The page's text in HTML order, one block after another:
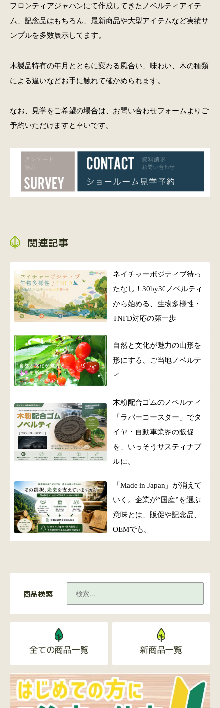
フロンティアジャパンにて作成してきたノベルティアイテ
ム、記念品はもちろん、最新商品や大型アイテムなど実績サ
ンプルを多数展示してます。
木製品特有の年月とともに変わる風合い、味わい、木の種類
による違いなどお手に触れて確かめられます。
なお、見学をご希望の場合は、 お問い合わせフォーム よりご
予約いただけますと幸いです。
関連記事
ネイチャーポジティブ待っ
たなし！30by30ノベルティ
から始める、生物多様性・
TNFD対応の第一歩
自然と文化が魅力の山形を
形にする、ご当地ノベルテ
ィ
木粉配合ゴムのノベルティ
「ラバーコースター」でタ
イヤ・自動車業界の販促
を、いっそうサスティナブ
ルに。
「Made in Japan」が消えて
いく。企業が“国産”を選ぶ
意味とは、販促や記念品、
OEMでも。
商品検索